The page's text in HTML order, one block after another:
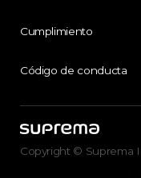
Cumplimiento
Código de conducta
Copyright © Suprema